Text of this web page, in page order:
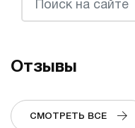
Отзывы
СМОТРЕТЬ ВСЕ